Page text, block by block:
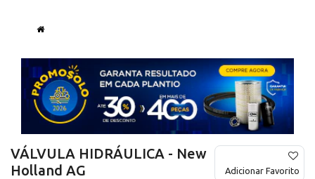
VÁLVULA HIDRÁULICA - New
Holland AG
Adicionar Favorito